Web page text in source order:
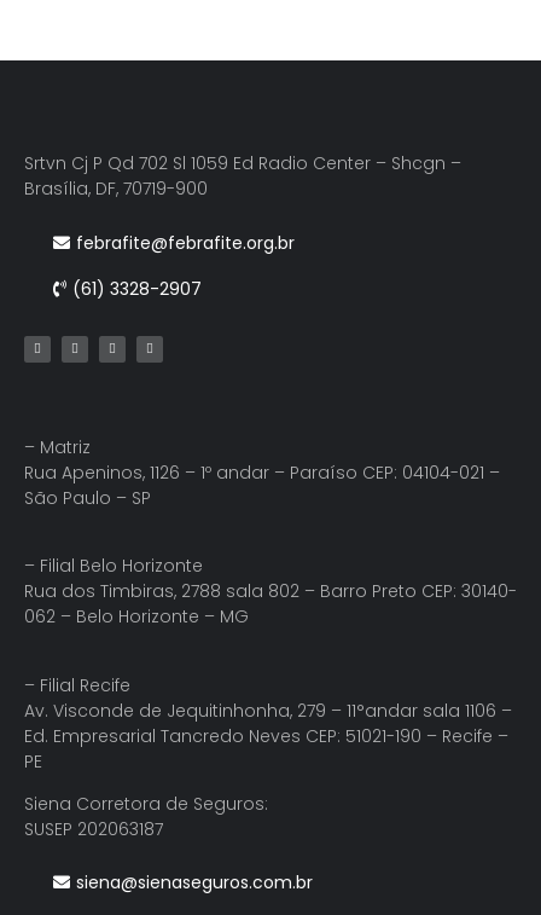
Srtvn Cj P Qd 702 Sl 1059 Ed Radio Center – Shcgn –
Brasília, DF, 70719-900
febrafite@febrafite.org.br
(61) 3328-2907
– Matriz
Rua Apeninos, 1126 – 1º andar – Paraíso CEP: 04104-021 –
São Paulo – SP
– Filial Belo Horizonte
Rua dos Timbiras, 2788 sala 802 – Barro Preto CEP: 30140-
062 – Belo Horizonte – MG
– Filial Recife
Av. Visconde de Jequitinhonha, 279 – 11°andar sala 1106 –
Ed. Empresarial Tancredo Neves CEP: 51021-190 – Recife –
PE
Siena Corretora de Seguros:
SUSEP 202063187
siena@sienaseguros.com.br